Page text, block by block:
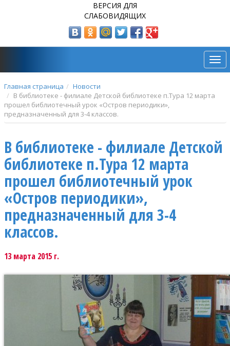
ВЕРСИЯ ДЛЯ
СЛАБОВИДЯЩИХ
Главная страница
Новости
В библиотеке - филиале Детской библиотеке п.Тура 12 марта
прошел библиотечный урок «Остров периодики»,
предназначенный для 3-4 классов.
В библиотеке - филиале Детской
библиотеке п.Тура 12 марта
прошел библиотечный урок
«Остров периодики»,
предназначенный для 3-4
классов.
13 марта 2015 г.